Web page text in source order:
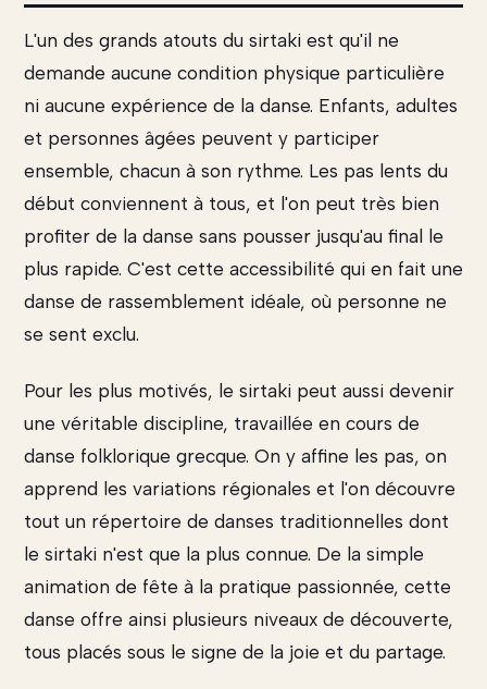
L'un des grands atouts du sirtaki est qu'il ne
demande aucune condition physique particulière
ni aucune expérience de la danse. Enfants, adultes
et personnes âgées peuvent y participer
ensemble, chacun à son rythme. Les pas lents du
début conviennent à tous, et l'on peut très bien
profiter de la danse sans pousser jusqu'au final le
plus rapide. C'est cette accessibilité qui en fait une
danse de rassemblement idéale, où personne ne
se sent exclu.
Pour les plus motivés, le sirtaki peut aussi devenir
une véritable discipline, travaillée en cours de
danse folklorique grecque. On y affine les pas, on
apprend les variations régionales et l'on découvre
tout un répertoire de danses traditionnelles dont
le sirtaki n'est que la plus connue. De la simple
animation de fête à la pratique passionnée, cette
danse offre ainsi plusieurs niveaux de découverte,
tous placés sous le signe de la joie et du partage.